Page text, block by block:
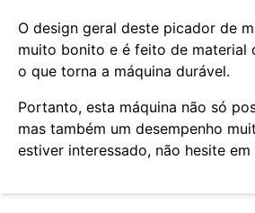
O design geral deste picador de
muito bonito e é feito de material
o que torna a máquina durável.
Portanto, esta máquina não só
mas também um desempenho
estiver interessado, não hesite